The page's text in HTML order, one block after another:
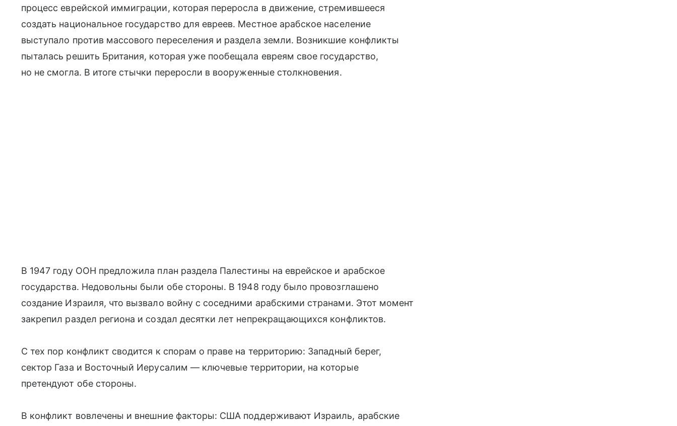
процесс еврейской иммиграции, которая переросла в движение, стремившееся
создать национальное государство для евреев. Местное арабское население
выступало против массового переселения и раздела земли. Возникшие конфликты
пыталась решить Британия, которая уже пообещала евреям свое государство,
но не смогла. В итоге стычки переросли в вооруженные столкновения.
В 1947 году ООН предложила план раздела Палестины на еврейское и арабское
государства. Недовольны были обе стороны. В 1948 году было провозглашено
создание Израиля, что вызвало войну с соседними арабскими странами. Этот момент
закрепил раздел региона и создал десятки лет непрекращающихся конфликтов.
С тех пор конфликт сводится к спорам о праве на территорию: Западный берег,
сектор Газа и Восточный Иерусалим — ключевые территории, на которые
претендуют обе стороны.
В конфликт вовлечены и внешние факторы: США поддерживают Израиль, арабские